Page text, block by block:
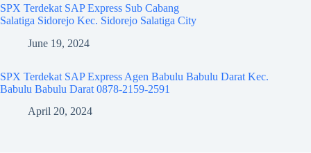
SPX Terdekat SAP Express Sub Cabang
Salatiga Sidorejo Kec. Sidorejo Salatiga City
June 19, 2024
SPX Terdekat SAP Express Agen Babulu Babulu Darat Kec.
Babulu Babulu Darat 0878-2159-2591
April 20, 2024